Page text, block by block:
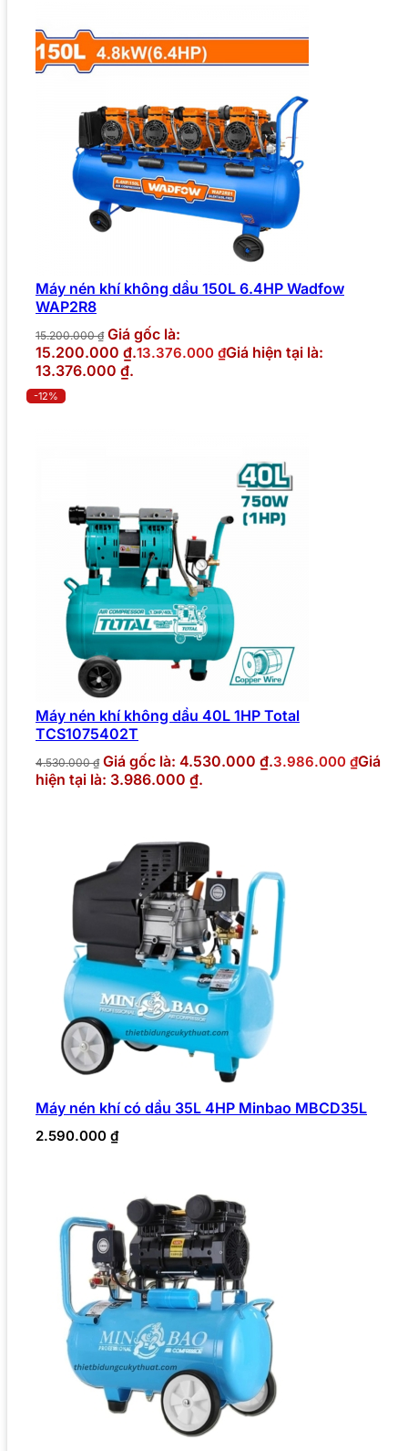
Máy nén khí không dầu 150L 6.4HP Wadfow
WAP2R8
15.200.000₫ Giá gốc là:
15.200.000 ₫.13.376.000 ₫Giá hiện tại là:
13.376.000 ₫.
-12%
Máy nén khí không dầu 40L 1HP Total
TCS1075402T
4.530.000₫ Giá gốc là: 4.530.000 ₫.3.986.000 ₫Giá
hiện tại là: 3.986.000 ₫.
Máy nén khí có dầu 35L 4HP Minbao MBCD35L
2.590.000 ₫